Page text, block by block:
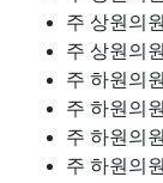
주 상원의
주 상원의
주 하원의
주 하원의
주 하원의
주 하원의